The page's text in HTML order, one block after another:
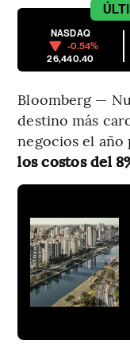
NASDAQ
-0.54%
26,440.40
Bloomberg —
destino más
negocios el año
los costos del